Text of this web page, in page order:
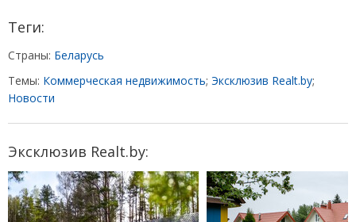
Теги:
Страны: Беларусь
Темы: Коммерческая недвижимость; Эксклюзив Realt.by;
Новости
Эксклюзив Realt.by: